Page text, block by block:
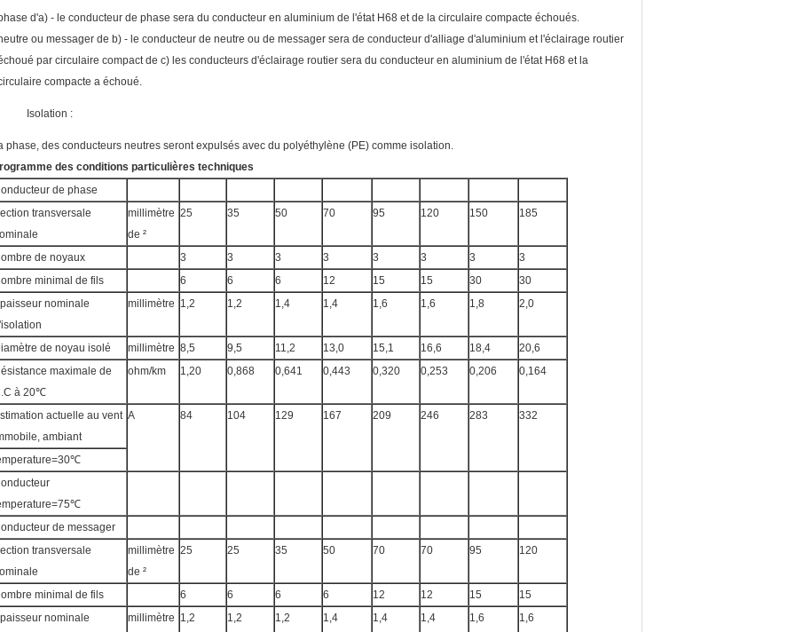
d'a) - le conducteur de phase sera du conducteur en aluminium de l'état H68 et de la circulaire compacte échoués.
ou messager de b) - le conducteur de neutre ou de messager sera de conducteur d'alliage d'aluminium et l'éclairage routier
par circulaire compact de c) les conducteurs d'éclairage routier sera du conducteur en aluminium de l'état H68 et la
compacte a échoué.
Isolation :
phase, des conducteurs neutres seront expulsés avec du polyéthylène (PE) comme isolation.
des conditions particulières techniques
de phase
transversale
millimètre
de ²
25 35 50 70 95 120 150 185
de noyaux 3 3 3 3 3 3 3
3
minimal de fils
6 6 6 12 15 15 30
30
nominale
millimètre 1,2 1,2 1,4 1,4 1,6 1,6 1,8 2,0
de noyau isolé millimètre 8,5 9,5 11,2 13,0 15,1 16,6 18,4
20,6
maximale de
à 20℃
ohm/km 1,20 0,868 0,641 0,443 0,320 0,253 0,206 0,164
actuelle au vent
ambiant
A 84 104 129 167 209 246 283 332
de messager
transversale
millimètre
de ²
25 25 35 50 70 70 95 120
minimal de fils 6 6 6 6 12 12 15
15
nominale
millimètre 1,2 1,2 1,2 1,4 1,4 1,4 1,6 1,6